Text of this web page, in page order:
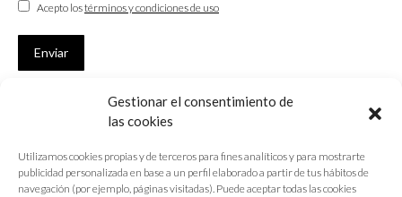
Gestionar el consentimiento de
las cookies
Utilizamos cookies propias y de terceros para fines analíticos y para mostrarte
publicidad personalizada en base a un perfil elaborado a partir de tus hábitos de
navegación (por ejemplo, páginas visitadas). Puede aceptar todas las cookies
Acepto lostérminos y condiciones de uso
Enviar
que desarrolla el Colegio de Arquitectos de Cádiz
Nombre *